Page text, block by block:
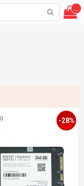
...
-28%